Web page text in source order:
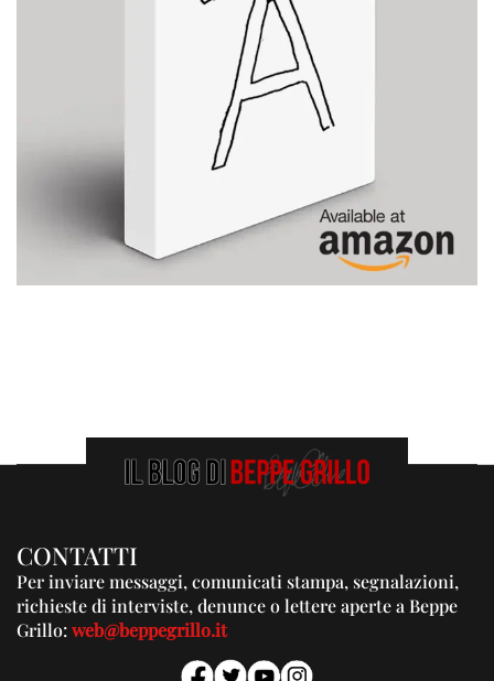
CONTATTI
Per inviare messaggi, comunicati stampa, segnalazioni,
richieste di interviste, denunce o lettere aperte a Beppe
Grillo:web@beppegrillo.it